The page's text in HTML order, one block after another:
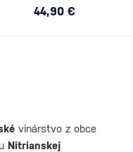
44,90 €
vinárstvo z obce
Nitrianskej